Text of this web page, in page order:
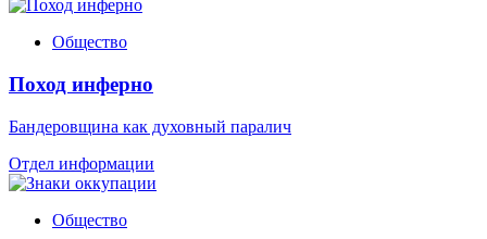
Общество
Поход инферно
Бандеровщина как духовный паралич
Отдел информации
Общество